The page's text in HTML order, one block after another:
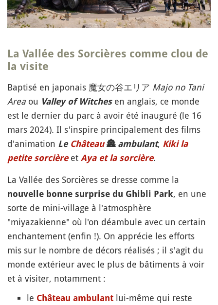
La Vallée des Sorcières comme clou de
la visite
Baptisé en japonais 魔女の谷エリア Majo no Tani
Area ou Valley of Witchesen anglais, ce monde
est le dernier du parc à avoir été inauguré (le 16
mars 2024). Il s'inspire principalement des films
d'animation Le Château 🏯ambulant, Kiki la
petite sorcièreet Aya et la sorcière.
La Vallée des Sorcières se dresse comme la
nouvelle bonne surprise du Ghibli Park, en une
sorte de mini-village à l'atmosphère
"miyazakienne" où l'on déambule avec un certain
enchantement (enfin !). On apprécie les efforts
mis sur le nombre de décors réalisés ; il s'agit du
monde extérieur avec le plus de bâtiments à voir
et à visiter, notamment :
le Château ambulant lui-même qui reste